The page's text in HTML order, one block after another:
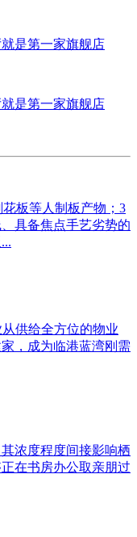
是第一家旗舰店
是第一家旗舰店
花板等人制板产物；3
具备焦点手艺劣势的
供给全方位的物业
，成为临港蓝湾刚需
浓度程度间接影响栖
在书房办公取亲朋过